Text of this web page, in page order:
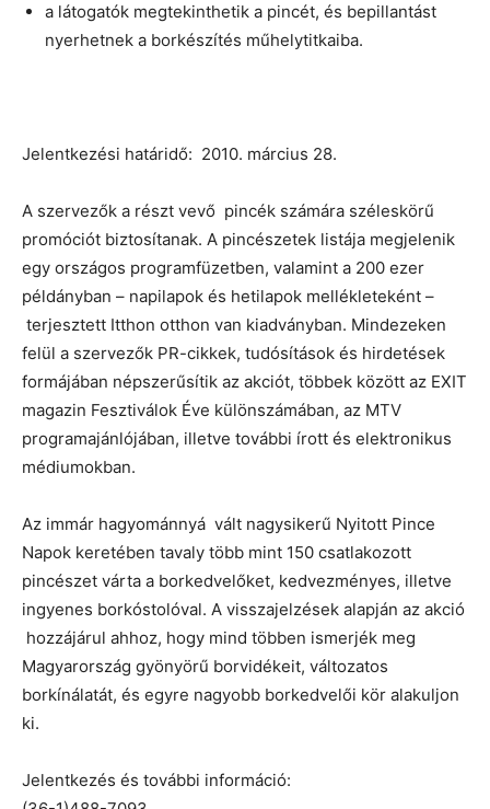
a látogatók megtekinthetik a pincét, és bepillantást
nyerhetnek a borkészítés műhelytitkaiba.
Jelentkezési határidő: 2010. március 28.
A szervezők a részt vevő pincék számára széleskörű
promóciót biztosítanak. A pincészetek listája megjelenik
egy országos programfüzetben, valamint a 200 ezer
példányban – napilapok és hetilapok mellékleteként –
terjesztett Itthon otthon van kiadványban. Mindezeken
felül a szervezők PR-cikkek, tudósítások és hirdetések
formájában népszerűsítik az akciót, többek között az EXIT
magazin Fesztiválok Éve különszámában, az MTV
programajánlójában, illetve további írott és elektronikus
médiumokban.
Az immár hagyománnyá vált nagysikerű Nyitott Pince
Napok keretében tavaly több mint 150 csatlakozott
pincészet várta a borkedvelőket, kedvezményes, illetve
ingyenes borkóstolóval. A visszajelzések alapján az akció
hozzájárul ahhoz, hogy mind többen ismerjék meg
Magyarország gyönyörű borvidékeit, változatos
borkínálatát, és egyre nagyobb borkedvelői kör alakuljon
ki.
Jelentkezés és további információ: